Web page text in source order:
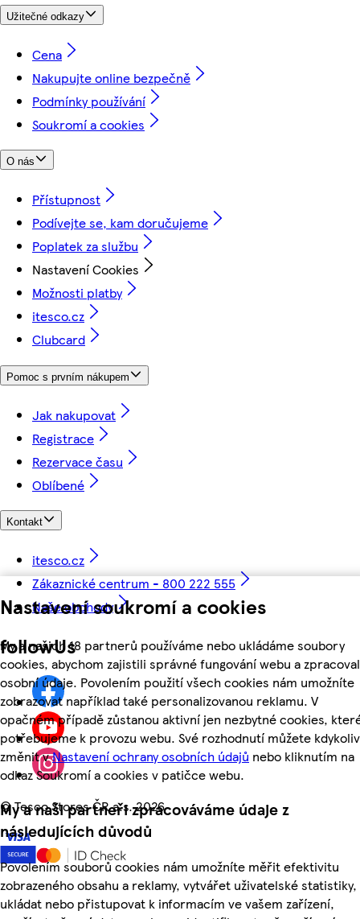
Nastavení soukromí a cookies
My a našich 18 partnerů používáme nebo ukládáme soubory
cookies, abychom zajistili správné fungování webu a
osobní údaje. Povolením použití všech cookies nám umožníte
zobrazovat například také personalizovanou reklamu. V
opačném případě zůstanou aktivní jen nezbytné cookies,
potřebujeme k provozu webu. Své rozhodnutí můžete kdykoliv
změnit vNastavení ochrany osobních údajů nebo kliknutím na
odkaz Soukromí a cookies v patičce webu.
My a naši partneři zpracováváme údaje z
následujících důvodů
Povolením souborů cookies nám umožníte měřit efektivitu
zobrazeného obsahu a reklamy, vytvářet uživatelské statistiky,
ukládat nebo přistupovat k informacím ve vašem zařízení,
Užitečné odkazy
Cena
Nakupujte online bezpečně
Podmínky používání
Soukromí a cookies
O nás
Přístupnost
Podívejte se, kam doručujeme
Poplatek za službu
Nastavení Cookies
Možnosti platby
itesco.cz
Clubcard
Pomoc s prvním nákupem
Jak nakupovat
Registrace
Rezervace času
Oblíbené
Kontakt
itesco.cz
Zákaznické centrum - 800 222 555
Naše obchody
followUs
©Tesco Stores ČR a.s. 2026